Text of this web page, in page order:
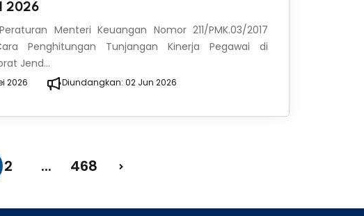
2026
Menteri Keuangan Nomor 211/PMK.03/2017
Penghitungan Tunjangan Kinerja Pegawai di
Jend...
2026 Diundangkan:02 Jun 2026
2 ... 468